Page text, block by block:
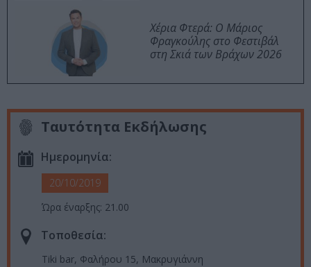
Χέρια Φτερά: Ο Μάριος
Φραγκούλης στο Φεστιβάλ
στη Σκιά των Βράχων 2026
Ταυτότητα Εκδήλωσης
Ημερομηνία:
20/10/2019
Ώρα έναρξης: 21.00
Τοποθεσία:
Tiki bar, Φαλήρου 15, Μακρυγιάννη